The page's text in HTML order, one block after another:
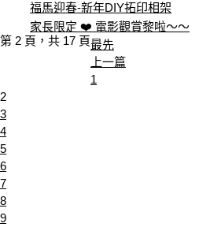
福馬迎春-新年DIY拓印相架
家長限定 ❤️ 電影觀賞黎啦～～
第 2 頁，共 17 頁最先
上一篇
1
2
3
4
5
6
7
8
9